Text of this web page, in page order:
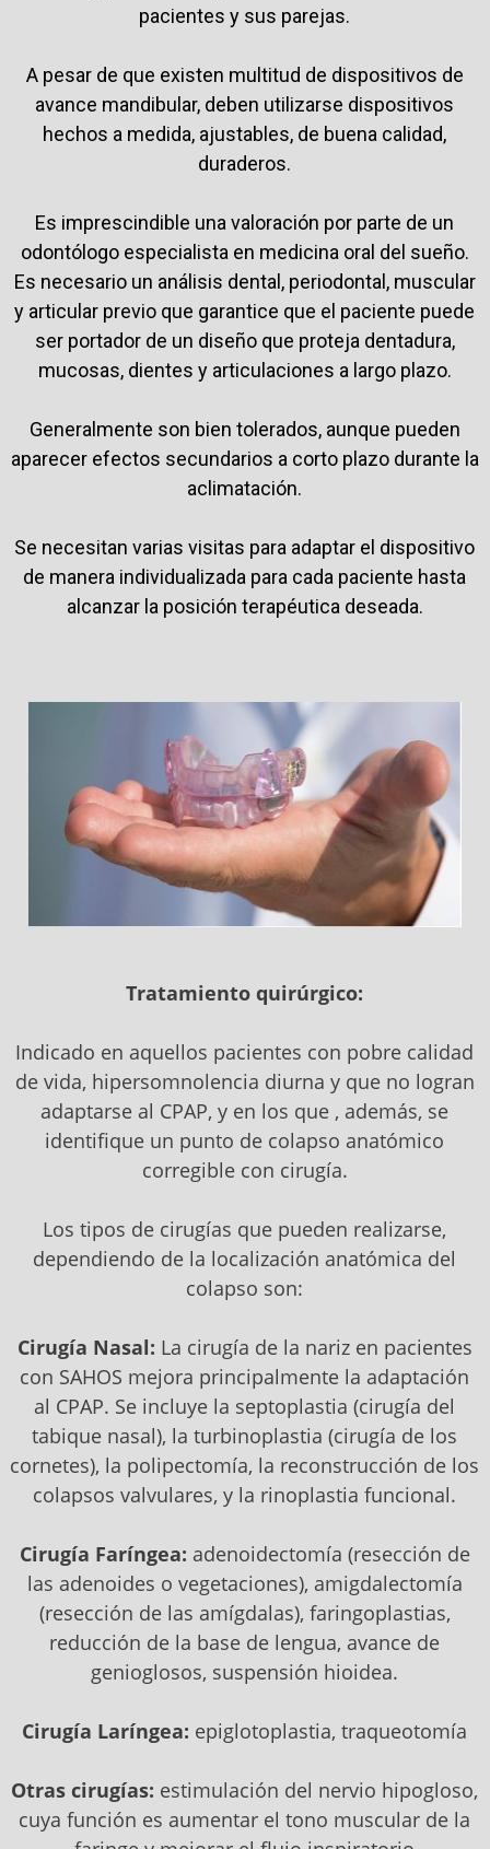
pacientes y sus parejas.
A pesar de que existen multitud de dispositivos de
avance mandibular, deben utilizarse dispositivos
hechos a medida, ajustables, de buena calidad,
duraderos.
Es imprescindible una valoración por parte de un
odontólogo especialista en medicina oral del sueño.
Es necesario un análisis dental, periodontal, muscular
y articular previo que garantice que el paciente puede
ser portador de un diseño que proteja dentadura,
mucosas, dientes y articulaciones a largo plazo.
Generalmente son bien tolerados, aunque pueden
aparecer efectos secundarios a corto plazo durante la
aclimatación.
Se necesitan varias visitas para adaptar el dispositivo
de manera individualizada para cada paciente hasta
alcanzar la posición terapéutica deseada.
Tratamiento quirúrgico:
Indicado en aquellos pacientes con pobre calidad
de vida, hipersomnolencia diurna y que no logran
adaptarse al CPAP, y en los que , además, se
identifique un punto de colapso anatómico
corregible con cirugía.
Los tipos de cirugías que pueden realizarse,
dependiendo de la localización anatómica del
colapso son:
Cirugía Nasal: La cirugía de la nariz en pacientes
con SAHOS mejora principalmente la adaptación
al CPAP. Se incluye la septoplastia (cirugía del
tabique nasal), la turbinoplastia (cirugía de los
cornetes), la polipectomía, la reconstrucción de los
colapsos valvulares, y la rinoplastia funcional.
Cirugía Faríngea: adenoidectomía (resección de
las adenoides o vegetaciones), amigdalectomía
(resección de las amígdalas), faringoplastias,
reducción de la base de lengua, avance de
genioglosos, suspensión hioidea.
Cirugía Laríngea: epiglotoplastia, traqueotomía
Otras cirugías: estimulación del nervio hipogloso,
cuya función es aumentar el tono muscular de la